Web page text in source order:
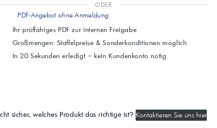
ODER
PDF-Angebot ohne Anmeldung
Ihr prüffähiges PDF zur internen Freigabe
Großmengen: Staffelpreise & Sonderkonditionen möglich
In 20 Sekunden erledigt – kein Kundenkonto nötig
sicher, welches Produkt das richtige ist? Kontaktieren Sie uns hier